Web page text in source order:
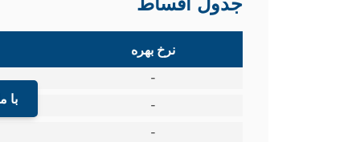
با
نرخ بهره
-
-
-